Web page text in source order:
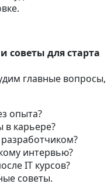
советы для старта
главные вопросы,
опыта?
в карьере?
интервью?
IT курсов?
советы.